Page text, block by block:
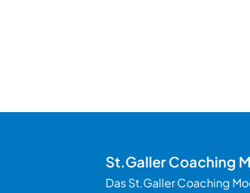
St.Galler Coaching
Das St.Galler Coaching